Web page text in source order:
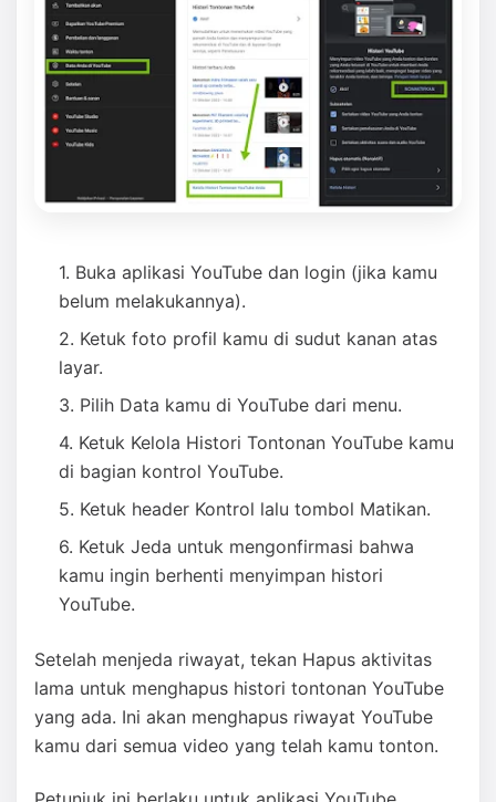
Buka aplikasi YouTube dan login (jika kamu
belum melakukannya).
Ketuk foto profil kamu di sudut kanan atas
layar.
Pilih Data kamu di YouTube dari menu.
Ketuk Kelola Histori Tontonan YouTube kamu
di bagian kontrol YouTube.
Ketuk header Kontrol lalu tombol Matikan.
Ketuk Jeda untuk mengonfirmasi bahwa
kamu ingin berhenti menyimpan histori
YouTube.
Setelah menjeda riwayat, tekan Hapus aktivitas
lama untuk menghapus histori tontonan YouTube
yang ada. Ini akan menghapus riwayat YouTube
kamu dari semua video yang telah kamu tonton.